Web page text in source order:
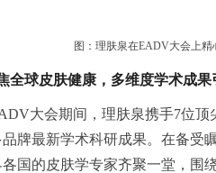
图：理肤泉在EADV大会上
球皮肤健康，多维度学术成果
大会期间，理肤泉携手7位
牌最新学术科研成果。在备受
各国的皮肤学专家齐聚一堂，围